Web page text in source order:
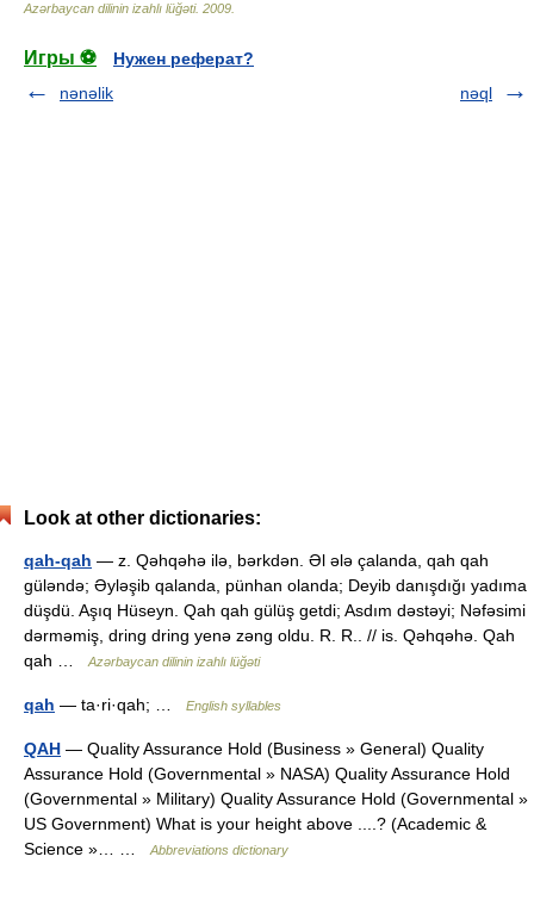
Azərbaycan dilinin izahlı lüğəti. 2009
Игры ⚽
Нужен реферат?
nənəlik
nəql
Look at other dictionaries:
qah-qah — z. Qəhqəhə ilə, bərkdən. Əl ələ çalanda, qah qah
güləndə; Əyləşib qalanda, pünhan olanda; Deyib danışdığı yadıma
düşdü. Aşıq Hüseyn. Qah qah gülüş getdi; Asdım dəstəyi; Nəfəsimi
dərməmiş, dring dring yenə zəng oldu. R. R.. // is. Qəhqəhə. Qah
qah …
Azərbaycan dilinin izahlı lüğəti
qah — ta·ri·qah; … English syllables
QAH — Quality Assurance Hold (Business » General) Quality
Assurance Hold (Governmental » NASA) Quality Assurance Hold
(Governmental » Military) Quality Assurance Hold (Governmental »
US Government) What is your height above ....? (Academic &
Science »… …
Abbreviations dictionary